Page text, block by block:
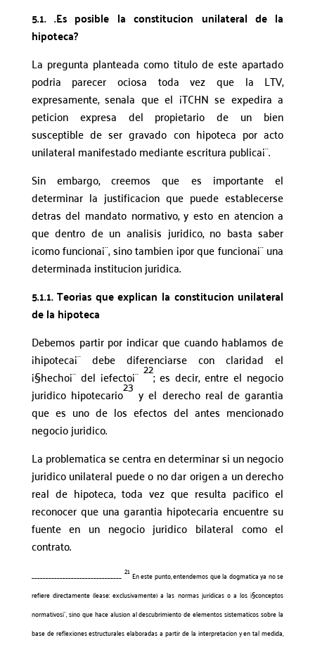
5.1. .Es posible la constitucion unilateral de la
hipoteca?
La pregunta planteada como titulo de este apartado
podria parecer ociosa toda vez que la LTV,
expresamente, senala que el ¡TCHN se expedira a
peticion expresa del propietario de un bien
susceptible de ser gravado con hipoteca por acto
unilateral manifestado mediante escritura publica¡¨.
Sin embargo, creemos que es importante el
determinar la justificacion que puede establecerse
detras del mandato normativo, y esto en atencion a
que dentro de un analisis juridico, no basta saber
¡como funciona¡¨, sino tambien ¡por que funciona¡¨ una
determinada institucion juridica.
5.1.1. Teorias que explican la constitucion unilateral
de la hipoteca
Debemos partir por indicar que cuando hablamos de
¡hipoteca¡¨ debe diferenciarse con claridad el
¡§hecho¡¨ del ¡efecto¡¨ 22; es decir, entre el negocio
juridico hipotecario23 y el derecho real de garantia
que es uno de los efectos del antes mencionado
negocio juridico.
La problematica se centra en determinar si un negocio
juridico unilateral puede o no dar origen a un derecho
real de hipoteca, toda vez que resulta pacifico el
reconocer que una garantia hipotecaria encuentre su
fuente en un negocio juridico bilateral como el
contrato.
________________________________ 21En este punto, entendemos que la dogmatica ya no se
refiere directamente (lease: exclusivamente) a las normas juridicas o a los ¡§conceptos
normativos¡¨, sino que hace alusion al descubrimiento de elementos sistematicos sobre la
base de reflexiones estructurales elaboradas a partir de la interpretacion y en tal medida,